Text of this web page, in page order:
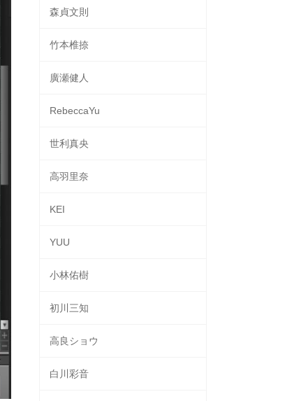
森貞文則
竹本椎捺
廣瀬健人
RebeccaYu
世利真央
高羽里奈
KEI
YUU
小林佑樹
初川三知
高良ショウ
白川彩音